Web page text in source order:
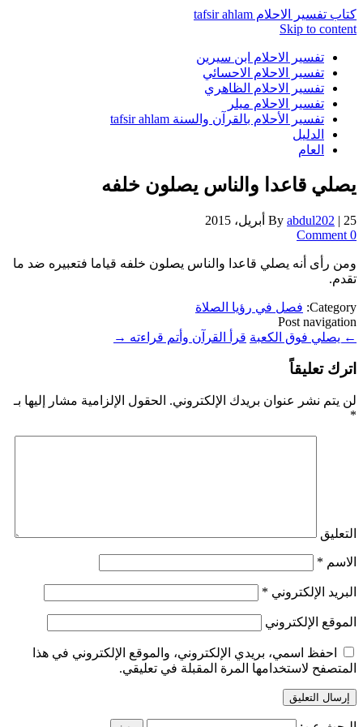
كتاب تفسير الاحلام tafsir ahlam
Skip to content
تفسير الاحلام ابن سيرين
تفسير الاحلام الاحسائي
تفسير الاحلام الظاهري
تفسير الاحلام ميلر
تفسير الأحلام بالقرآن والسنة tafsir ahlam
الدليل
العام
يصلي قاعدا والناس يصلون خلفه
By abdul202 | 25 أبريل، 2015
0 Comment
ومن رأى أنه يصلي قاعدا والناس يصلون خلفه قياما فتعبيره ضد ما
تقدم.
Category: فصل في رؤيا الصلاة
Post navigation
← يصلي فوق الكعبة قرأ القرآن وأتم قراءته →
اترك تعليقاً
لن يتم نشر عنوان بريدك الإلكتروني. الحقول الإلزامية مشار إليها بـ
*
التعليق
الاسم *
البريد الإلكتروني *
الموقع الإلكتروني
احفظ اسمي، بريدي الإلكتروني، والموقع الإلكتروني في هذا
المتصفح لاستخدامها المرة المقبلة في تعليقي.